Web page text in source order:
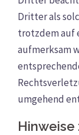
Dritter als
trotzdem auf
aufmerksam
umgehend
Hinweise